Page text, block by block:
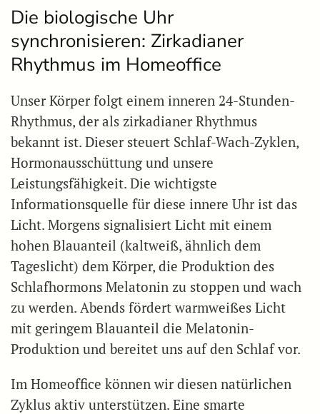
Die biologische Uhr
synchronisieren: Zirkadianer
Rhythmus im Homeoffice
Unser Körper folgt einem inneren 24-Stunden-
Rhythmus, der als zirkadianer Rhythmus
bekannt ist. Dieser steuert Schlaf-Wach-Zyklen,
Hormonausschüttung und unsere
Leistungsfähigkeit. Die wichtigste
Informationsquelle für diese innere Uhr ist das
Licht. Morgens signalisiert Licht mit einem
hohen Blauanteil (kaltweiß, ähnlich dem
Tageslicht) dem Körper, die Produktion des
Schlafhormons Melatonin zu stoppen und wach
zu werden. Abends fördert warmweißes Licht
mit geringem Blauanteil die Melatonin-
Produktion und bereitet uns auf den Schlaf vor.
Im Homeoffice können wir diesen natürlichen
Zyklus aktiv unterstützen. Eine smarte